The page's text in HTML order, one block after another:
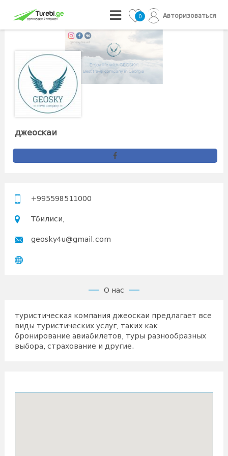
0 Авторизоваться
джеоскаи
+995598511000
Тбилиси,
geosky4u@gmail.com
О нас
туристическая компания джеоскаи предлагает все
виды туристических услуг, таких как
бронирование авиабилетов, туры разнообразных
выбора, страхование и другие.